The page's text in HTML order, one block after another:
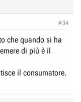
#34
che quando si ha
di più è il
il consumatore.